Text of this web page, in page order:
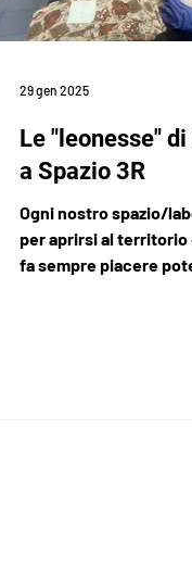
Le "leonesse" di
a Spazio 3R
Ogni nostro spazio/
per aprirsi al territorio
fa sempre piacere
29 gen 2025